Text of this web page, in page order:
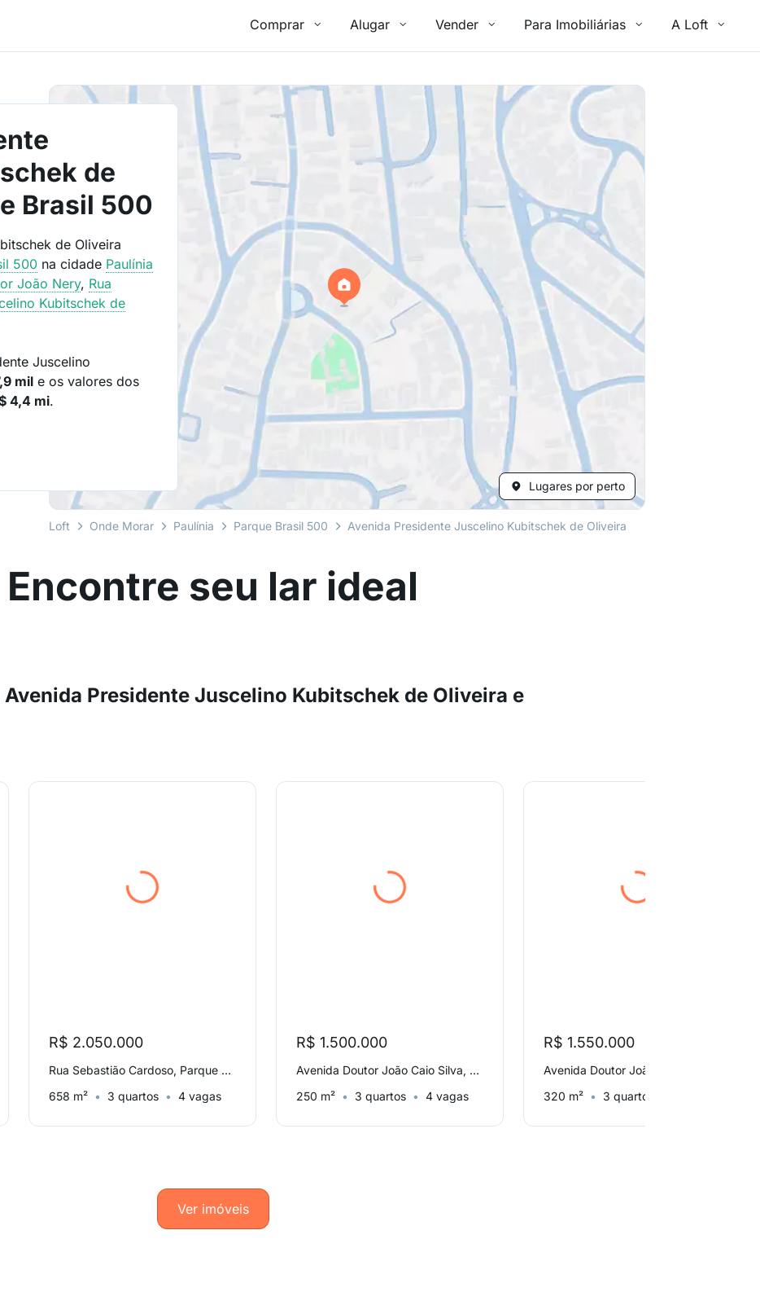
Comprar Alugar Vender Para Imobiliárias A Loft
Lugares por perto
Loft Onde Morar Paulínia Parque Brasil 500 Avenida Presidente Juscelino Kubitschek de Oliveira
de
Brasil 500
de Oliveira
500 na cidade Paulínia
João Nery, Rua
Kubitschek de
Juscelino
mil e os valores dos
4,4 mi.
Encontre seu lar ideal
Presidente Juscelino Kubitschek de Oliveira e
R$ 2.050.000
Rua Sebastião Cardoso, Parque Brasil 500
658 m²
3 quartos 4 vagas
R$ 1.500.000
Avenida Doutor João Caio Silva, Parque Brasil 500
250 m²
3 quartos 4 vagas
R$ 1.550.000
320 m²
3 quartos
Ver imóveis